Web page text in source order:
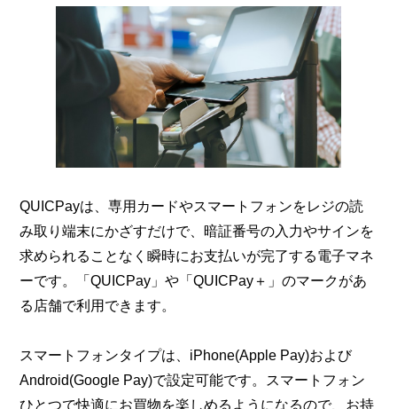
QUICPayは、専用カードやスマートフォンをレジの読
み取り端末にかざすだけで、暗証番号の入力やサインを
求められることなく瞬時にお支払いが完了する電子マネ
ーです。「QUICPay」や「QUICPay＋」のマークがあ
る店舗で利用できます。
スマートフォンタイプは、iPhone(Apple Pay)および
Android(Google Pay)で設定可能です。スマートフォン
ひとつで快適にお買物を楽しめるようになるので、お持